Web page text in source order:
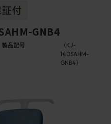
GNB4
製品記号
（KJ-
140SAHM-
GNB4）